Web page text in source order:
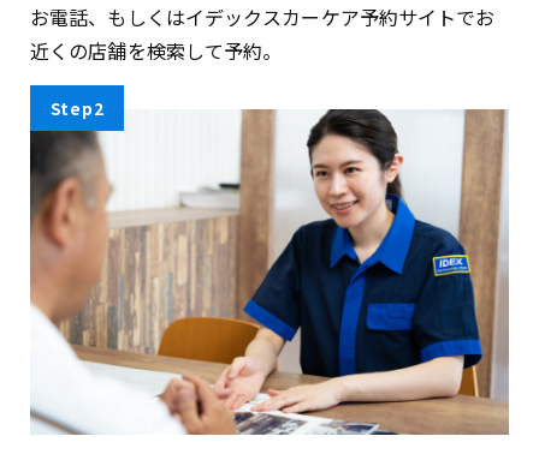
お電話、もしくはイデックスカーケア予約サイトでお
近くの店舗を検索して予約。
Step2